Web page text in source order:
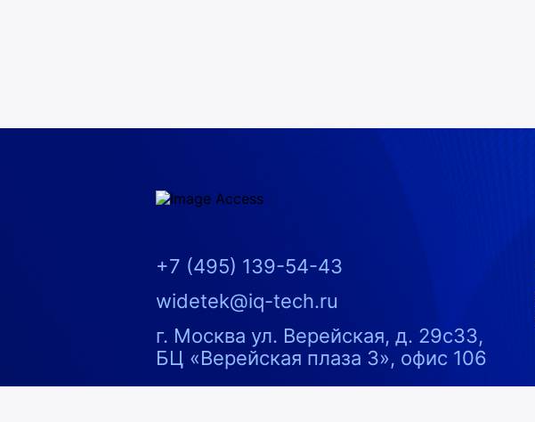
Image Access
+7 (495) 139-54-43
widetek@iq-tech.ru
121357
Россия
г. Москва ул. Верейская, д. 29с33,
БЦ «Верейская плаза 3», офис 106